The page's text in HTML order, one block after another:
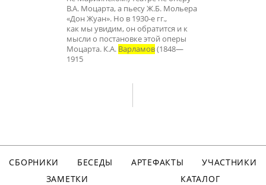
В.А. Моцарта, а пьесу Ж.Б. Мольера
«Дон Жуан». Но в 1930-е гг.,
как мы увидим, он обратится и к
мысли о постановке этой оперы
Моцарта. К.А. Варламов(1848—
1915
СБОРНИКИ БЕСЕДЫ АРТЕФАКТЫ
УЧАСТНИКИ
ЗАМЕТКИ
КАТАЛОГ